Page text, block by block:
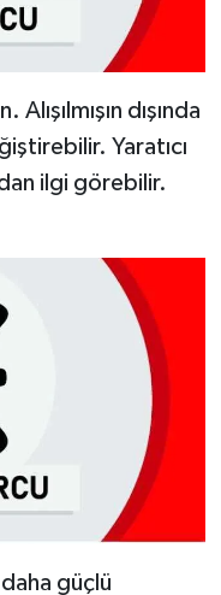
dışında
Yaratıcı
ilgi görebilir.
güçlü